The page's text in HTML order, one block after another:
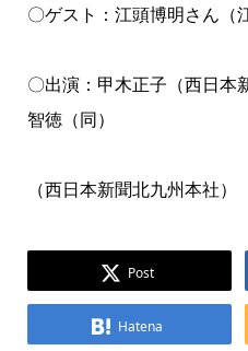
〇ゲスト：江頭博明さん（
〇出演：甲木正子（西日本
智徳（同）
（西日本新聞北九州本社）
Post
Hatena